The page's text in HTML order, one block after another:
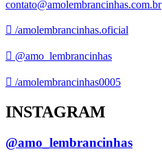
contato@amolembrancinhas.com.br
/amolembrancinhas.oficial
@amo_lembrancinhas
/amolembrancinhas0005
INSTAGRAM
@amo_lembrancinhas